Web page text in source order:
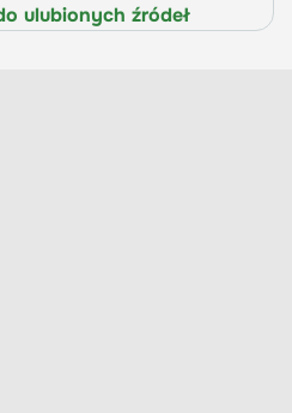
ulubionych źródeł